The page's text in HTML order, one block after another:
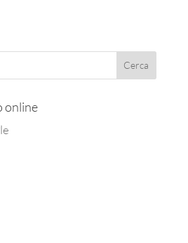
online